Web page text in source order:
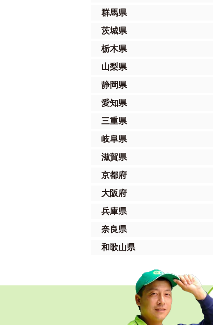
群馬県
茨城県
栃木県
山梨県
静岡県
愛知県
三重県
岐阜県
滋賀県
京都府
大阪府
兵庫県
奈良県
和歌山県